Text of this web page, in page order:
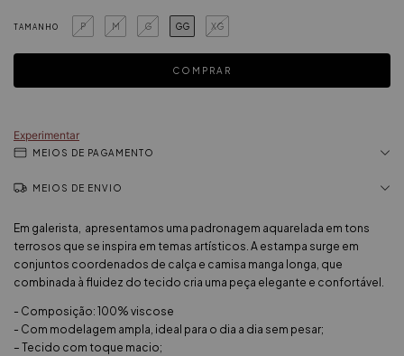
TAMANHO P M G GG XG
Experimentar
MEIOS DE PAGAMENTO
MEIOS DE ENVIO
Em galerista, apresentamos uma padronagem aquarelada em tons
terrosos que se inspira em temas artísticos. A estampa surge em
conjuntos coordenados de calça e camisa manga longa, que
combinada à fluidez do tecido cria uma peça elegante e confortável.
- Composição: 100% viscose
- Com modelagem ampla, ideal para o dia a dia sem pesar;
– Tecido com toque macio;